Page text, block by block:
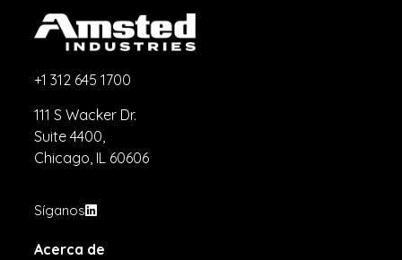
+1 312 645 1700
111 S Wacker Dr.
Suite 4400,
Chicago, IL 60606
Síganos
Acerca de